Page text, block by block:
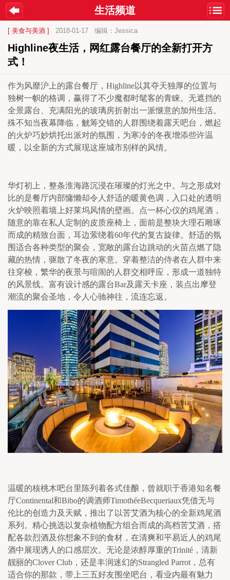
生活频道
[ 美食与美酒 ] 2018-01-17 编辑：Jessica
Highline夜生活，网红露台餐厅的全新打开方
式！
作为风靡沪上的露台餐厅， Highline以其夺天独厚的位置与
独树一帜的格调，赢得了不少魔都时髦客的青睐。无遮挡的
全景露台、充满阳光的玻璃房折射出一派惬意的加州生活。
殊不知当夜幕降临，觥筹交错的人群围绕着露天吧台，燃起
的火炉巧妙烘托出派对的氛围，为寒冷的冬夜增添些许温
暖，以全新的方式展现这座城市别样的风情。
华灯初上，整条淮海路沉浸在璀璨的灯光之中。与之形成对
比的是餐厅内部慵懒却令人舒适的暖黄色调，入口处的透明
火炉映照着墙上好莱坞风情的壁画。点一杯心仪的鸡尾酒，
随意的靠在私人定制的皮质座椅上，面前是整块大理石雕琢
而成的精致台面，耳边萦绕着60年代的复古旋律。舒适的氛
围适合各种类型的聚会，宽敞的露台边跳动的火苗点燃了隐
藏的热情，驱散了冬夜的寒意。穿着整洁的侍者在人群中来
往穿梭，繁华的夜景与喧闹的人群交相呼应，形成一道独特
的风景线。富有设计感的露台Bar及露天卡座，装点出摩登
潮流的聚会圣地，令人心驰神往，流连忘返。
温暖的核桃木吧台里陈列着各式佳酿，曾就职于香港知名餐
厅Continental和Bibo的调酒师TimothéeBecqueriaux凭借无与
伦比的创造力及天赋，推出了以苦艾酒为核心的全新鸡尾酒
系列。精心挑选以复杂植物配方组合而成的高档苦艾酒，搭
配各款烈酒及你想象不到的食材，在清爽和平易近人的鸡尾
酒中展现诱人的口感层次。无论是浓醇厚重的Trinité ，清新
靓丽的Clover Club ，还是丰润迷幻的Strangled Parrot，总有
适合你的那款，带上三五好友围坐吧台，看业内最有魅力